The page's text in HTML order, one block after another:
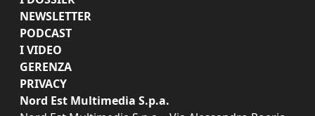
NEWSLETTER
PODCAST
I VIDEO
GERENZA
PRIVACY
Nord Est Multimedia S.p.a.